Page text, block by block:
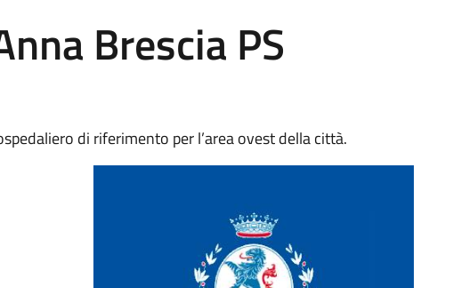
Brescia PS
di riferimento per l’area ovest della città.